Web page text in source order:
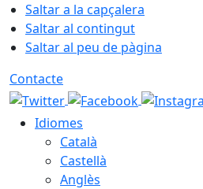
Saltar a la capçalera
Saltar al contingut
Saltar al peu de pàgina
Contacte
Idiomes
Català
Castellà
Anglès